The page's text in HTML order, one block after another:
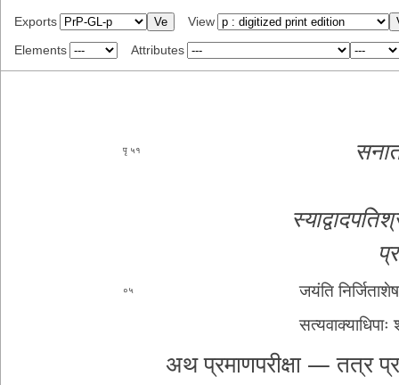
Exports
View
Elements
Attributes
५१
०५
जयंति
स­त्य­वा­क्या­धि­पाः
अथ प्रमाणपरीक्षा — तत्र